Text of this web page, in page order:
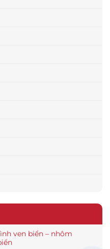
ven biển – nhôm